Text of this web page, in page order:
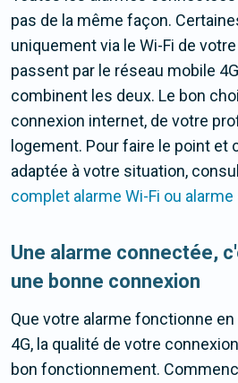
pas de la même façon.
uniquement via le Wi-Fi de
passent par le réseau mobile
combinent les deux. Le bon
connexion internet, de votre
logement. Pour faire le point
adaptée à votre situation,
complet alarme Wi-Fi ou alarme
Une alarme connectée,
une bonne connexion
Que votre alarme fonctionne en
4G, la qualité de votre
bon fonctionnement.